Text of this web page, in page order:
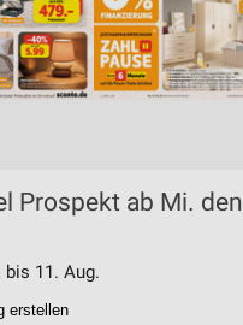
Prospekt ab Mi. den
11. Aug.
erstellen